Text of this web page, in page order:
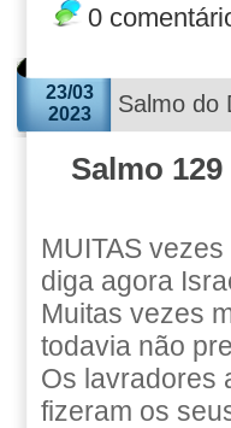
0
23/03
2023
Salmo do
Salmo 129
MUITAS
diga agora
Muitas vezes
todavia não
Os lavradores
fizeram os